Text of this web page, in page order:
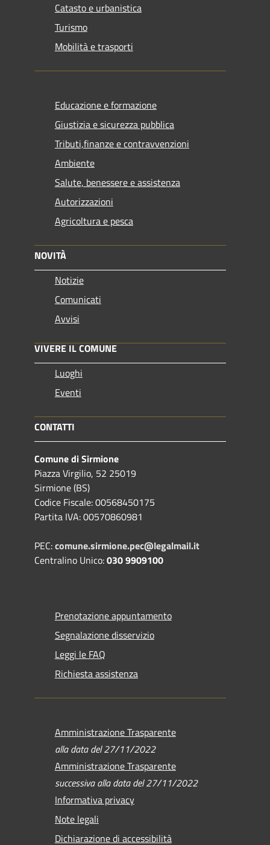
Catasto e urbanistica
Turismo
Mobilità e trasporti
Educazione e formazione
Giustizia e sicurezza pubblica
Tributi,finanze e contravvenzioni
Ambiente
Salute, benessere e assistenza
Autorizzazioni
Agricoltura e pesca
NOVITÀ
Notizie
Comunicati
Avvisi
VIVERE IL COMUNE
Luoghi
Eventi
CONTATTI
Comune di Sirmione
Piazza Virgilio, 52 25019
Sirmione (BS)
Codice Fiscale: 00568450175
Partita IVA: 00570860981
PEC:comune.sirmione.pec@legalmail.it
Centralino Unico:030 9909100
Prenotazione appuntamento
Segnalazione disservizio
Leggi le FAQ
Richiesta assistenza
Amministrazione Trasparente
alla data del 27/11/2022
Amministrazione Trasparente
successiva alla data del 27/11/2022
Informativa privacy
Note legali
Dichiarazione di accessibilità